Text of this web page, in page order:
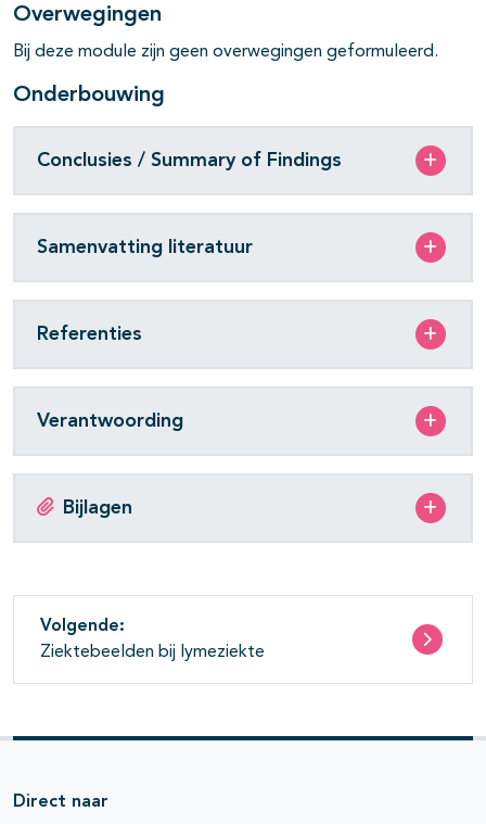
Overwegingen
Bij deze module zijn geen overwegingen geformuleerd.
Onderbouwing
Conclusies / Summary of Findings
Samenvatting literatuur
Referenties
Verantwoording
Bijlagen
Volgende:
Ziektebeelden bij lymeziekte
Direct naar